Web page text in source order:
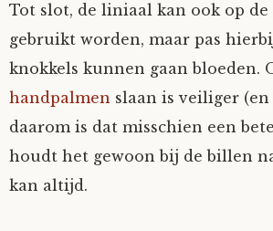
Tot slot, de liniaal kan ook op de
gebruikt worden, maar pas
knokkels kunnen gaan bloeden.
handpalmen slaan is veiliger
daarom is dat misschien een
houdt het gewoon bij de billen
kan altijd.